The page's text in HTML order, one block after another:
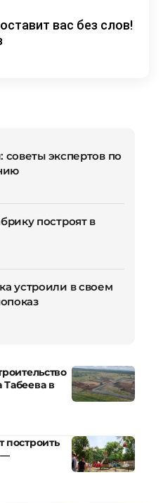
вас без слов!
советы экспертов по
построят в
устроили в своем
в
построить
—